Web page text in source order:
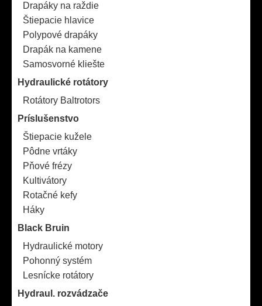
Drapáky na raždie
Štiepacie hlavice
Polypové drapáky
Drapák na kamene
Samosvorné kliešte
Hydraulické rotátory
Rotátory Baltrotors
Príslušenstvo
Štiepacie kužele
Pôdne vrtáky
Pňové frézy
Kultivátory
Rotačné kefy
Háky
Black Bruin
Hydraulické motory
Pohonný systém
Lesnícke rotátory
Hydraul. rozvádzače